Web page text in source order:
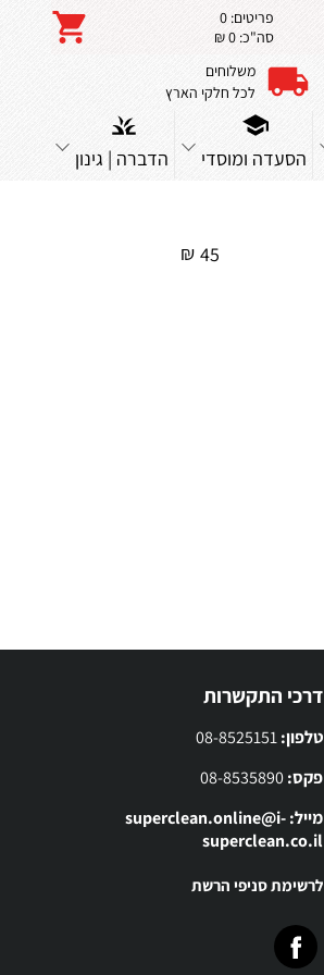
פריטים: 0
סה"כ: 0 ₪
משלוחים
לכל חלקי הארץ
הסעדה ומוסדי הדברה | גינון
45
₪
דרכי התקשרות
טלפון:
פקס:08-8535890
מייל: superclean.online@i-
superclean.co.il
לרשימת סניפי הרשת